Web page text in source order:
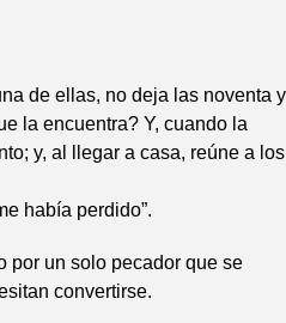
de ellas, no deja las noventa y
la encuentra? Y, cuando la
y, al llegar a casa, reúne a los
había perdido”.
por un solo pecador que se
convertirse.